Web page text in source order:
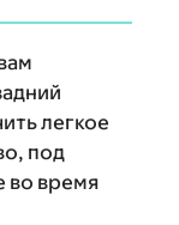
легкое
под
во время